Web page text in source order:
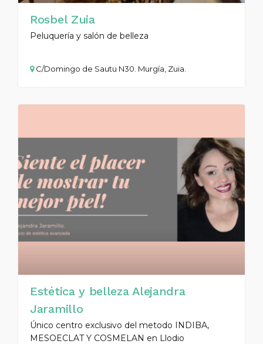
Rosbel Zuia
Peluquería y salón de belleza
C/Domingo de Sautu N30. Murgía, Zuia.
Estética y belleza Alejandra
Jaramillo
Único centro exclusivo del metodo INDIBA,
MESOECLAT Y COSMELAN en Llodio